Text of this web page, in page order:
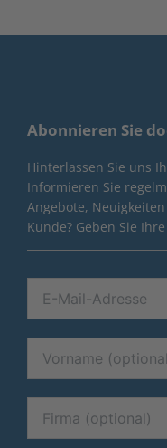
Abonnieren Sie
Hinterlassen Sie uns
Informieren Sie
Angebote,
Kunde? Geben Sie